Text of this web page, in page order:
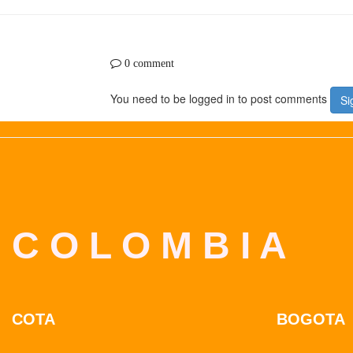
0 comment
You need to be logged in to post comments
C O L O M B I A
COTA BOGOTA